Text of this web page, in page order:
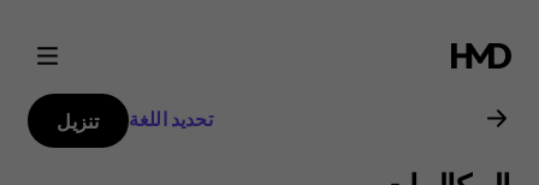
دليل
مستخدم
هاتف
تحديد اللغة تنزيل